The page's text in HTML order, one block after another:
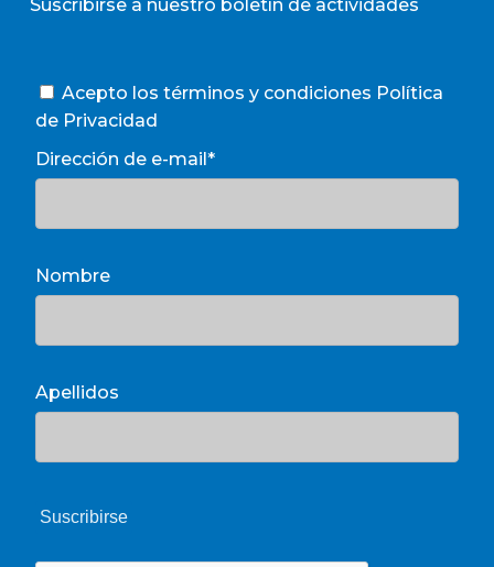
Suscribirse a nuestro boletín de actividades
Acepto los términos y condiciones Política
de Privacidad
Dirección de e-mail*
Nombre
Apellidos